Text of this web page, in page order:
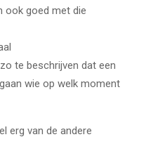
ook goed met die
te beschrijven dat een
wie op welk moment
erg van de andere